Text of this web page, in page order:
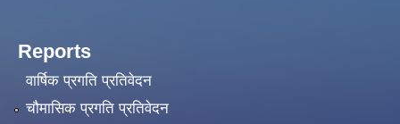
Reports
वार्षिक प्रगति प्रतिवेदन
चौमासिक प्रगति प्रतिवेदन